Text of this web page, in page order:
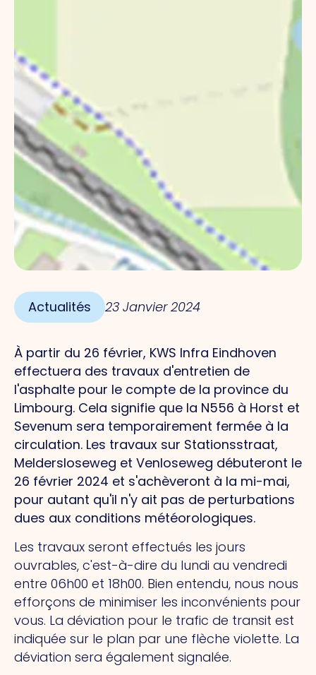
Actualités 23 Janvier 2024
À partir du 26 février, KWS Infra Eindhoven
effectuera des travaux d'entretien de
l'asphalte pour le compte de la province du
Limbourg. Cela signifie que la N556 à Horst et
Sevenum sera temporairement fermée à la
circulation. Les travaux sur Stationsstraat,
Meldersloseweg et Venloseweg débuteront le
26 février 2024 et s'achèveront à la mi-mai,
pour autant qu'il n'y ait pas de perturbations
dues aux conditions météorologiques.
Les travaux seront effectués les jours
ouvrables, c'est-à-dire du lundi au vendredi
entre 06h00 et 18h00. Bien entendu, nous nous
efforçons de minimiser les inconvénients pour
vous. La déviation pour le trafic de transit est
indiquée sur le plan par une flèche violette. La
déviation sera également signalée.